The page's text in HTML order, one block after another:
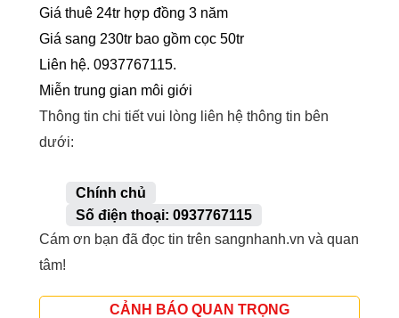
Giá thuê 24tr hợp đồng 3 năm
Giá sang 230tr bao gồm cọc 50tr
Liên hệ. 0937767115.
Miễn trung gian môi giới
Thông tin chi tiết vui lòng liên hệ thông tin bên
dưới:
Chính chủ
Số điện thoại: 0937767115
Cám ơn bạn đã đọc tin trên sangnhanh.vn và quan
tâm!
CẢNH BÁO QUAN TRỌNG